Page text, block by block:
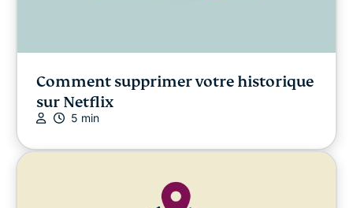
Comment supprimer votre historique
sur Netflix
5 min